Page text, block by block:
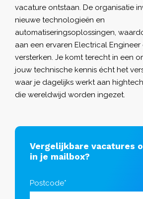
vacature ontstaan. De organisatie
nieuwe technologieën en
automatiseringsoplossingen,
aan een ervaren Electrical
versterken. Je komt terecht in een
jouw technische kennis écht het
waar je dagelijks werkt aan
die wereldwijd worden ingezet.
Vergelijkbare vacatures
in je mailbox?
Postcode*